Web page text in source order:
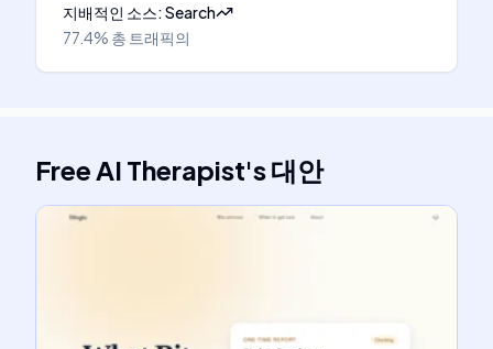
지배적인 소스:Search
77.4% 총 트래픽의
Free AI Therapist's대안